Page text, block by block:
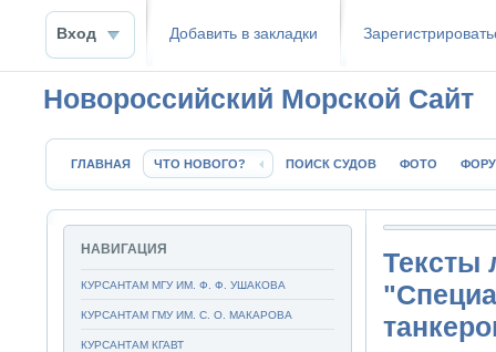
Вход Добавить в закладки
Новороссийский Морской Сайт
ГЛАВНАЯ ЧТО НОВОГО? ПОИСК СУДОВ ФОТО
Тексты
НАВИГАЦИЯ
КУРСАНТАМ МГУ ИМ. Ф. Ф. УШАКОВА
КУРСАНТАМ ГМУ ИМ. С. О. МАКАРОВА
КУРСАНТАМ КГАВТ